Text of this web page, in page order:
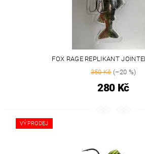
FOX RAGE REPLIKANT
350 Kč(–20 %)
280 Kč
VÝPRODEJ